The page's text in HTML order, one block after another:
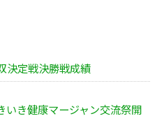
決定戦決勝戦成績
いき健康マージャン交流祭開